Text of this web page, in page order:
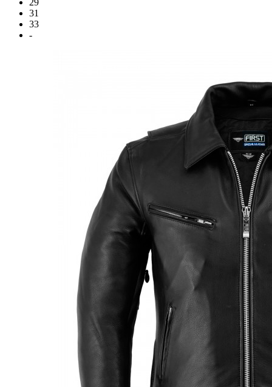
29
31
33
-